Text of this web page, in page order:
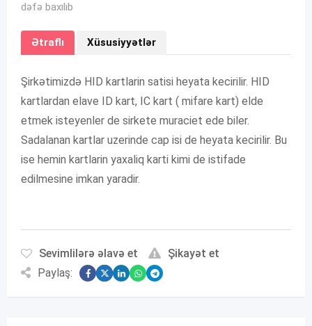
dəfə baxılıb
Ətraflı Xüsusiyyətlər
Şirkətimizdə HID kartlarin satisi heyata kecirilir. HID
kartlardan elave ID kart, IC kart ( mifare kart) elde
etmek isteyenler de sirkete muraciet ede biler.
Sadalanan kartlar uzerinde cap isi de heyata kecirilir. Bu
ise hemin kartlarin yaxaliq karti kimi de istifade
edilmesine imkan yaradir.
Sevimlilərə əlavə et
Şikayət et
Paylaş: